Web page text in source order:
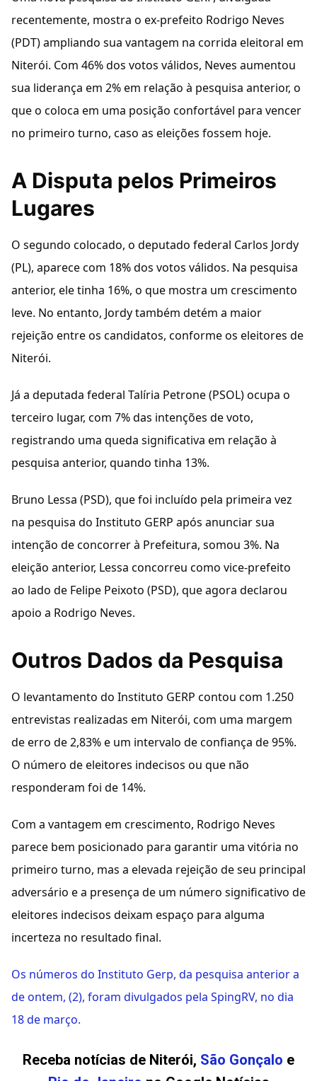
recentemente, mostra o ex-prefeito Rodrigo Neves
(PDT) ampliando sua vantagem na corrida eleitoral em
Niterói. Com 46% dos votos válidos, Neves aumentou
sua liderança em 2% em relação à pesquisa anterior, o
que o coloca em uma posição confortável para vencer
no primeiro turno, caso as eleições fossem hoje.
A Disputa pelos Primeiros
Lugares
O segundo colocado, o deputado federal Carlos Jordy
(PL), aparece com 18% dos votos válidos. Na pesquisa
anterior, ele tinha 16%, o que mostra um crescimento
leve. No entanto, Jordy também detém a maior
rejeição entre os candidatos, conforme os eleitores de
Niterói.
Já a deputada federal Talíria Petrone (PSOL) ocupa o
terceiro lugar, com 7% das intenções de voto,
registrando uma queda significativa em relação à
pesquisa anterior, quando tinha 13%.
Bruno Lessa (PSD), que foi incluído pela primeira vez
na pesquisa do Instituto GERP após anunciar sua
intenção de concorrer à Prefeitura, somou 3%. Na
eleição anterior, Lessa concorreu como vice-prefeito
ao lado de Felipe Peixoto (PSD), que agora declarou
apoio a Rodrigo Neves.
Outros Dados da Pesquisa
O levantamento do Instituto GERP contou com 1.250
entrevistas realizadas em Niterói, com uma margem
de erro de 2,83% e um intervalo de confiança de 95%.
O número de eleitores indecisos ou que não
responderam foi de 14%.
Com a vantagem em crescimento, Rodrigo Neves
parece bem posicionado para garantir uma vitória no
primeiro turno, mas a elevada rejeição de seu principal
adversário e a presença de um número significativo de
eleitores indecisos deixam espaço para alguma
incerteza no resultado final.
Os números do Instituto Gerp, da pesquisa anterior a
de ontem, (2), foram divulgados pela SpingRV, no dia
18 de março.
Receba notícias de Niterói, São Gonçalo e